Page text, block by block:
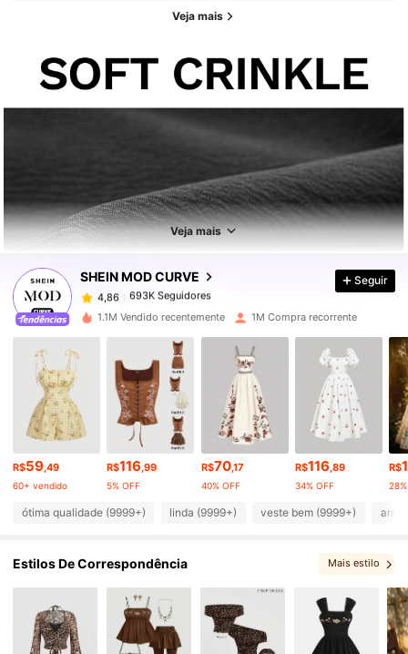
Veja mais
Veja mais
SHEIN MOD CURVE
4,86 693K Seguidores
4,86
693K Seguidores
l***0 pago1 dia atrás
4,86 693K Seguidores
4,86 693K Seguidores
4,86 693K Seguidores
4,86 693K Seguidores
4,86 693K Seguidores
693K Seguidores
Seguir
1.1M Vendido recentemente 1M Compra recorrente
R$59,49
60+ vendido
R$116,99
5% OFF
R$70,17
40% OFF
R$116,89
34% OFF
R$
ótima qualidade (9999+) linda (9999+) veste bem (9999+)
Estilos De Correspondência
Mais estilo
, Itens relacionados